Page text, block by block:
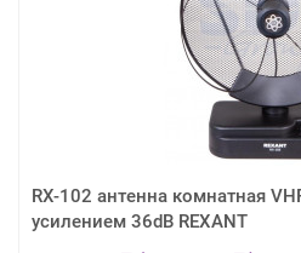
RX-102 антенна комнатная
усилением 36dB REXANT